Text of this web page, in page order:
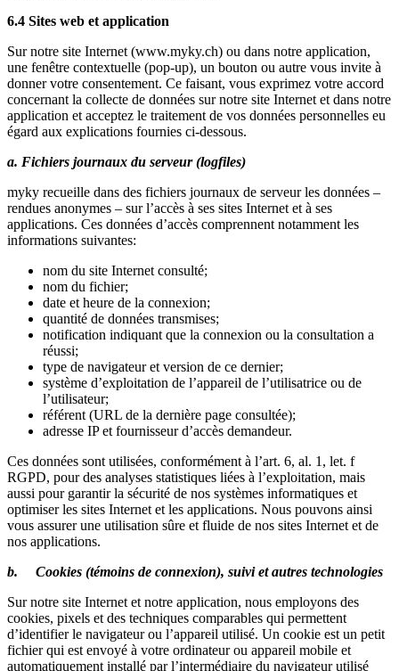
6.4 Sites web et application
Sur notre site Internet (www.myky.ch) ou dans notre application,
une fenêtre contextuelle (pop-up), un bouton ou autre vous invite à
donner votre consentement. Ce faisant, vous exprimez votre accord
concernant la collecte de données sur notre site Internet et dans notre
application et acceptez le traitement de vos données personnelles eu
égard aux explications fournies ci-dessous.
a. Fichiers journaux du serveur (logfiles)
myky recueille dans des fichiers journaux de serveur les données –
rendues anonymes – sur l’accès à ses sites Internet et à ses
applications. Ces données d’accès comprennent notamment les
informations suivantes:
nom du site Internet consulté;
nom du fichier;
date et heure de la connexion;
quantité de données transmises;
notification indiquant que la connexion ou la consultation a
réussi;
type de navigateur et version de ce dernier;
système d’exploitation de l’appareil de l’utilisatrice ou de
l’utilisateur;
référent (URL de la dernière page consultée);
adresse IP et fournisseur d’accès demandeur.
Ces données sont utilisées, conformément à l’art. 6, al. 1, let. f
RGPD, pour des analyses statistiques liées à l’exploitation, mais
aussi pour garantir la sécurité de nos systèmes informatiques et
optimiser les sites Internet et les applications. Nous pouvons ainsi
vous assurer une utilisation sûre et fluide de nos sites Internet et de
nos applications.
b. Cookies (témoins de connexion), suivi et autres technologies
Sur notre site Internet et notre application, nous employons des
cookies, pixels et des techniques comparables qui permettent
d’identifier le navigateur ou l’appareil utilisé. Un cookie est un petit
fichier qui est envoyé à votre ordinateur ou appareil mobile et
automatiquement installé par l’intermédiaire du navigateur utilisé